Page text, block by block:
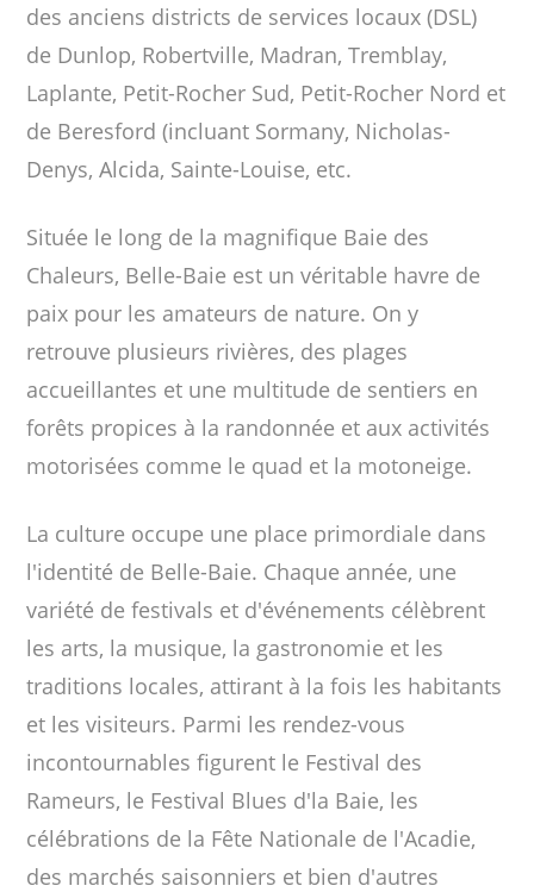
des anciens districts de services locaux (DSL)
de Dunlop, Robertville, Madran, Tremblay,
Laplante, Petit-Rocher Sud, Petit-Rocher Nord et
de Beresford (incluant Sormany, Nicholas-
Denys, Alcida, Sainte-Louise, etc.
Située le long de la magnifique Baie des
Chaleurs, Belle-Baie est un véritable havre de
paix pour les amateurs de nature. On y
retrouve plusieurs rivières, des plages
accueillantes et une multitude de sentiers en
forêts propices à la randonnée et aux activités
motorisées comme le quad et la motoneige.
La culture occupe une place primordiale dans
l'identité de Belle-Baie. Chaque année, une
variété de festivals et d'événements célèbrent
les arts, la musique, la gastronomie et les
traditions locales, attirant à la fois les habitants
et les visiteurs. Parmi les rendez-vous
incontournables figurent le Festival des
Rameurs, le Festival Blues d'la Baie, les
célébrations de la Fête Nationale de l'Acadie,
des marchés saisonniers et bien d'autres